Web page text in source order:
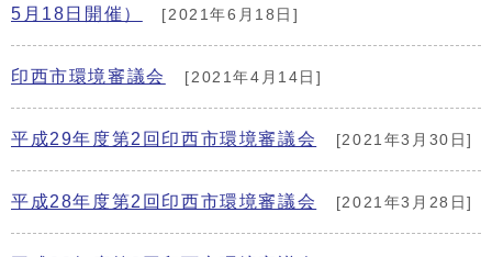
5月18日開催）
[2021年6月18日]
印西市環境審議会 [2021年4月14日]
平成29年度第2回印西市環境審議会 [2021年3月30日]
平成28年度第2回印西市環境審議会 [2021年3月28日]